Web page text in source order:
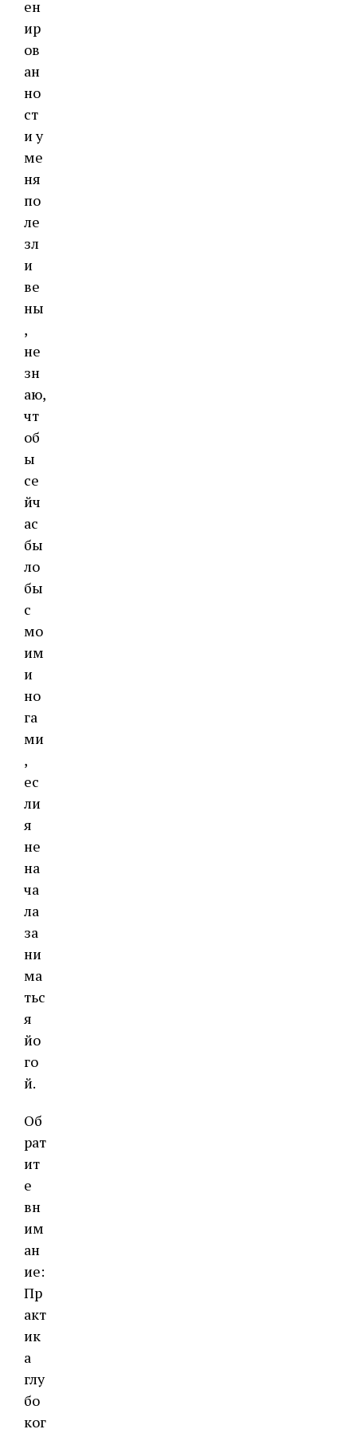
ен
ир
ов
ан
но
ст
и у
ме
ня
по
ле
зл
и
ве
ны
,
не
зн
аю,
чт
об
ы
се
йч
ас
бы
ло
бы
с
мо
им
и
но
га
ми
,
ес
ли
я
не
на
ча
ла
за
ни
ма
тьс
я
йо
го
й.
Об
рат
ит
е
вн
им
ан
ие:
Пр
акт
ик
а
глу
бо
ког